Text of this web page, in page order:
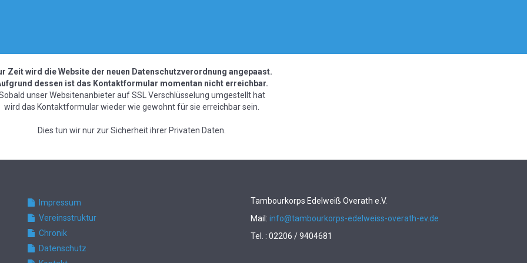
Zeit wird die Website der neuen Datenschutzverordnung angepaast.
dessen ist das Kontaktformular momentan nicht erreichbar.
unser Websitenanbieter auf SSL Verschlüsselung umgestellt hat
wird das Kontaktformular wieder wie gewohnt für sie erreichbar sein.
Dies tun wir nur zur Sicherheit ihrer Privaten Daten.
Impressum
Vereinsstruktur
Chronik
Datenschutz
Tambourkorps Edelweiß Overath e.V.
Mail: info@tambourkorps-edelweiss-overath-ev.de
Tel. : 02206 / 9404681